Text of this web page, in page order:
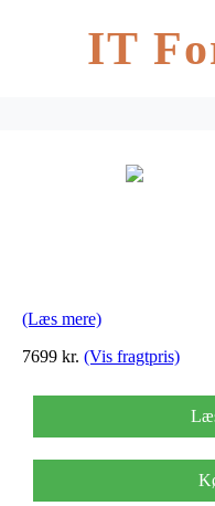
IT
(Læs mere)
7699 kr. (Vis fragtpris)